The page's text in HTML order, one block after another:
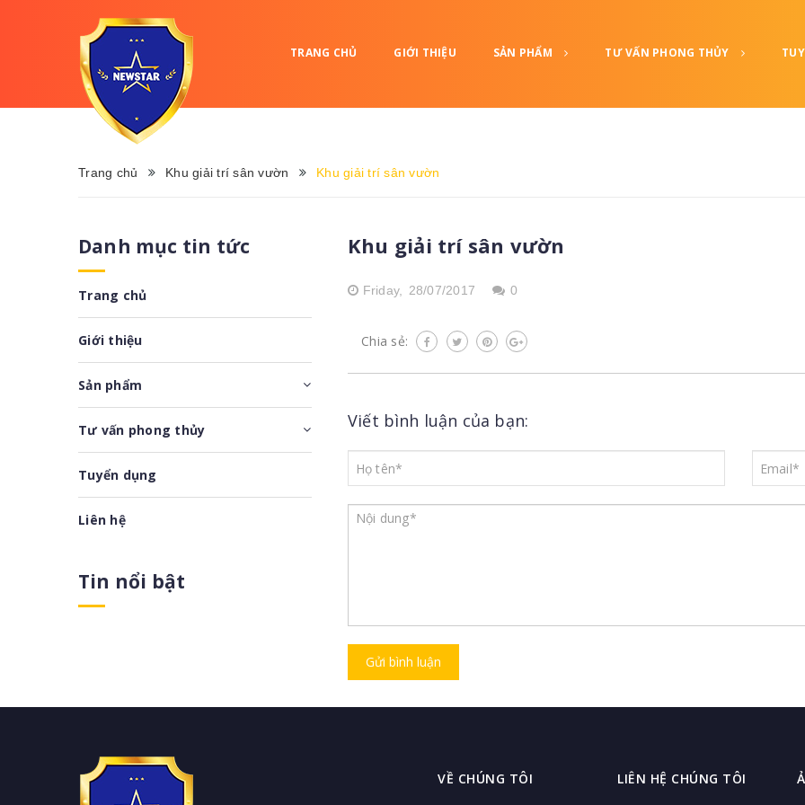
TRANG CHỦ GIỚI THIỆU SẢN PHẨM TƯ VẤN PHONG THỦY
Trang chủ Khu giải trí sân vườn Khu giải trí sân vườn
Khu giải trí sân vườn
Friday, 28/07/2017 0
Chia sẻ:
Viết bình luận của bạn:
Gửi bình luận
Danh mục tin tức
Trang chủ
Giới thiệu
Sản phẩm
Tư vấn phong thủy
Tuyển dụng
Liên hệ
Tin nổi bật
VỀ CHÚNG TÔI LIÊN HỆ CHÚNG TÔI